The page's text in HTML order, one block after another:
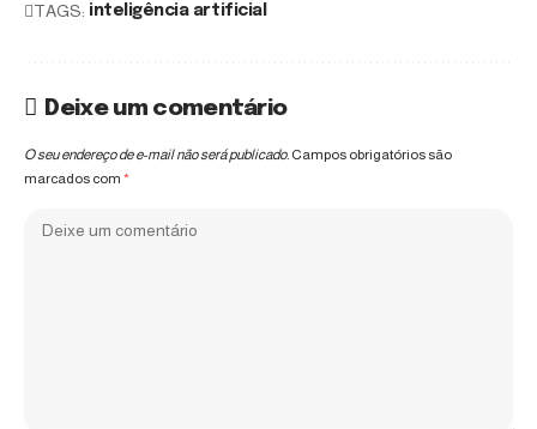
TAGS: inteligência artificial
Deixe um comentário
O seu endereço de e-mail não será publicado. Campos obrigatórios são
marcados com *